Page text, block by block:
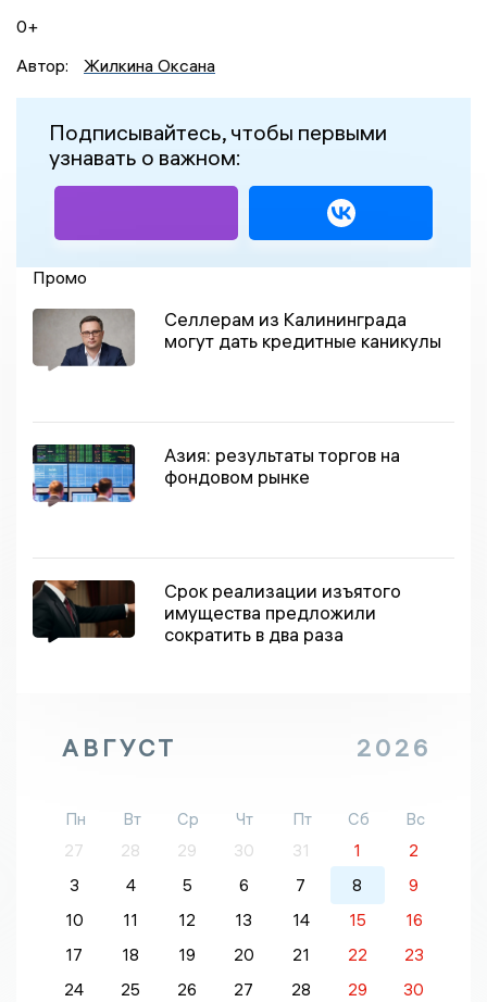
0+
Автор:
Жилкина Оксана
Подписывайтесь, чтобы первыми
узнавать о важном:
Промо
Селлерам из Калининграда
могут дать кредитные каникулы
Азия: результаты торгов на
фондовом рынке
Срок реализации изъятого
имущества предложили
сократить в два раза
АВГУСТ 2026
Пн Вт Ср Чт Пт Сб
Вс
27
28 29 30 31 1
2
3
4 5 6 7 8
9
10
11 12 13 14 15
16
17
18 19 20 21 22
23
24
25 26 27 28 29
30